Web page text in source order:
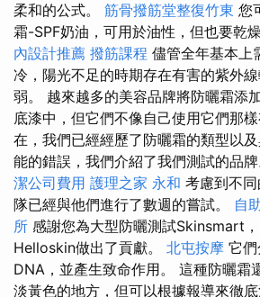
柔和的公式。 筋骨撥筋堂整復竹東 您
霜-SPF奶油，可用於油性，但也要乾
內設計推薦 撥筋課程 儘管全年基本上
冷，陽光不足的時期存在有害的紫外
弱。 越來越多的美容品牌將防曬霜添
底漆中，但它們不像自己使用它們那樣
在，我們已經經歷了防曬霜的類型以
能的錯誤，我們介紹了我們測試的品牌
潔公司費用 護理之家 永和 考慮到不
隊已經與他們進行了數週的嘗試。 自
所 感謝您為大型防曬測試Skinsmart
Helloskin做出了貢獻。 北屯按摩 它
DNA，並產生致命作用。 這種防曬霜
淡黃色的地方，但可以根據報導來徹